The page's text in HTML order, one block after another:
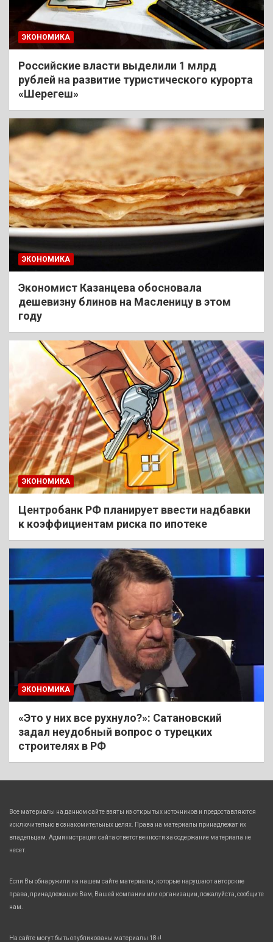
ЭКОНОМИКА
Российские власти выделили 1 млрд
рублей на развитие туристического курорта
«Шерегеш»
ЭКОНОМИКА
Экономист Казанцева обосновала
дешевизну блинов на Масленицу в этом
году
ЭКОНОМИКА
Центробанк РФ планирует ввести надбавки
к коэффициентам риска по ипотеке
ЭКОНОМИКА
«Это у них все рухнуло?»: Сатановский
задал неудобный вопрос о турецких
строителях в РФ
Все материалы на данном сайте взяты из открытых источников и предоставляются
исключительно в ознакомительных целях. Права на материалы принадлежат их
владельцам. Администрация сайта ответственности за содержание материала не
несет.
Если Вы обнаружили на нашем сайте материалы, которые нарушают авторские
права, принадлежащие Вам, Вашей компании или организации, пожалуйста, сообщите
нам.
На сайте могут быть опубликованы материалы 18+!